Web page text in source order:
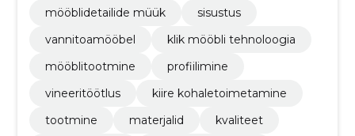
mööblidetailide müük
sisustus
vannitoamööbel
klik mööbli tehnoloogia
mööblitootmine
profiilimine
vineeritöötlus
kiire kohaletoimetamine
tootmine
materjalid
kvaliteet